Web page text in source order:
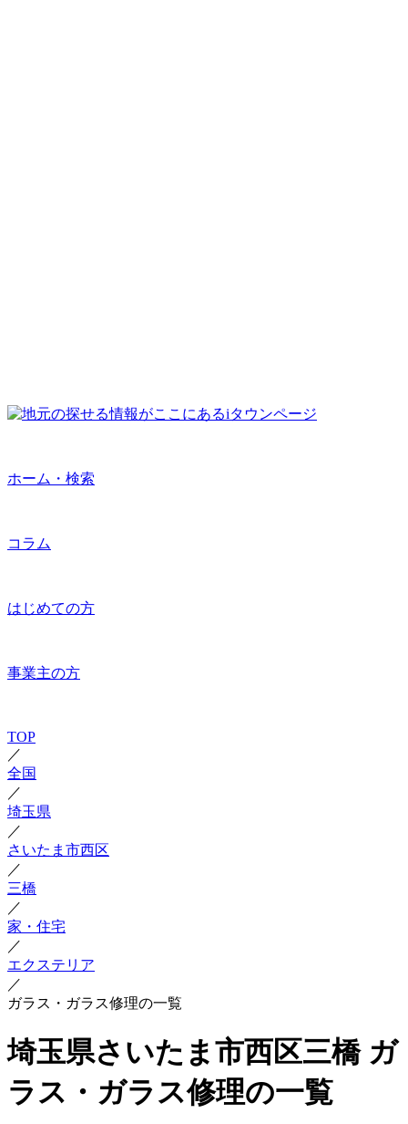
ホーム・検索
コラム
はじめての方
事業主の方
TOP
／
全国
／
埼玉県
／
さいたま市西区
／
三橋
／
家・住宅
／
エクステリア
／
ガラス・ガラス修理の一覧
埼玉県さいたま市西区三橋 ガ
ラス・ガラス修理の一覧